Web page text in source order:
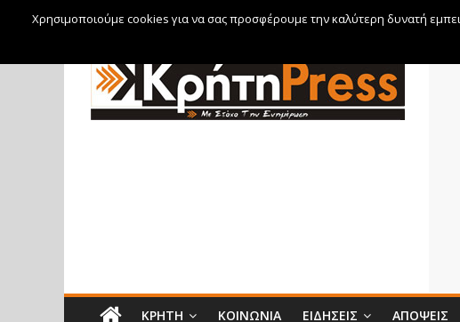
Σάββατο, 8 Αυγούστου, 2026
ΚΡΉΤΗ ΚΟΙΝΩΝΊΑ ΕΙΔΉΣΕΙΣ ΑΠΌΨΕΙΣ
Χρησιμοποιούμε cookies για να σας προσφέρουμε την καλύτερη δυνατή